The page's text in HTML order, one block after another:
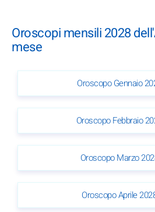
Oroscopi mensili 2028
mese
Oroscopo Gennaio
Oroscopo Febbraio
Oroscopo Marzo
Oroscopo Aprile